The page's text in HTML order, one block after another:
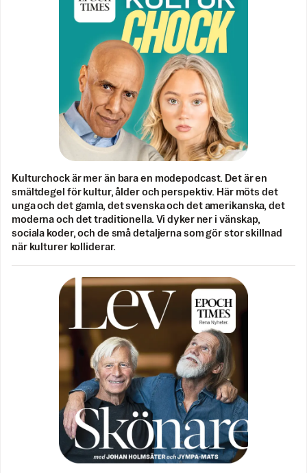
Kulturchock är mer än bara en modepodcast. Det är en
smältdegel för kultur, ålder och perspektiv. Här möts det
unga och det gamla, det svenska och det amerikanska, det
moderna och det traditionella. Vi dyker ner i vänskap,
sociala koder, och de små detaljerna som gör stor skillnad
när kulturer kolliderar.